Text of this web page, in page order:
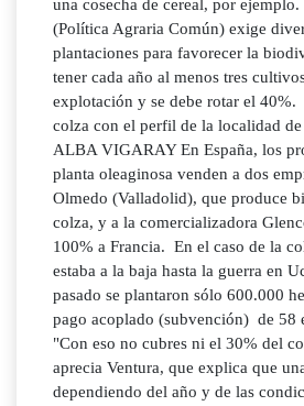
una cosecha de cereal, por
(Política Agraria Común) exige
plantaciones para favorecer la
tener cada año al menos tres
explotación y se debe rotar el
colza con el perfil de la localidad
ALBA VIGARAY En España, los
planta oleaginosa venden a dos
Olmedo (Valladolid), que produce
colza, y a la comercializadora
100% a Francia. En el caso de la
estaba a la baja hasta la guerra en
pasado se plantaron sólo 600.000
pago acoplado (subvención) de 58
"Con eso no cubres ni el 30% del
aprecia Ventura, que explica que
dependiendo del año y de las